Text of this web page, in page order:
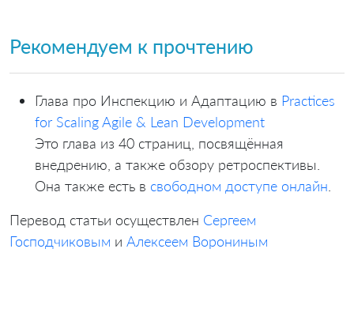
Рекомендуем к прочтению
Глава про Инспекцию и Адаптацию в Practices
for Scaling Agile & Lean Development
Это глава из 40 страниц, посвящённая
внедрению, а также обзору ретроспективы.
Она также есть в свободном доступе онлайн
Перевод статьи осуществлен Сергеем
Господчиковым и Алексеем Ворониным